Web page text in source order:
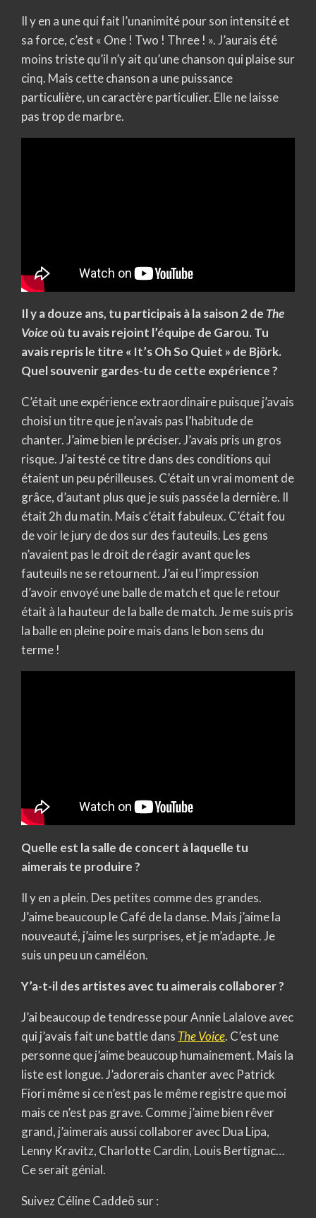
Il y en a une qui fait l’unanimité pour son intensité et
sa force, c’est « One ! Two ! Three ! ». J’aurais été
moins triste qu’il n’y ait qu’une chanson qui plaise sur
cinq. Mais cette chanson a une puissance
particulière, un caractère particulier. Elle ne laisse
pas trop de marbre.
Il y a douze ans, tu participais à la saison 2 de The
Voiceoù tu avais rejoint l’équipe de Garou. Tu
avais repris le titre « It’s Oh So Quiet » de Björk.
Quel souvenir gardes-tu de cette expérience ?
C’était une expérience extraordinaire puisque j’avais
choisi un titre que je n’avais pas l’habitude de
chanter. J’aime bien le préciser. J’avais pris un gros
risque. J’ai testé ce titre dans des conditions qui
étaient un peu périlleuses. C’était un vrai moment de
grâce, d’autant plus que je suis passée la dernière. Il
était 2h du matin. Mais c’était fabuleux. C’était fou
de voir le jury de dos sur des fauteuils. Les gens
n’avaient pas le droit de réagir avant que les
fauteuils ne se retournent. J’ai eu l’impression
d’avoir envoyé une balle de match et que le retour
était à la hauteur de la balle de match. Je me suis pris
la balle en pleine poire mais dans le bon sens du
terme !
Quelle est la salle de concert à laquelle tu
aimerais te produire ?
Il y en a plein. Des petites comme des grandes.
J’aime beaucoup le Café de la danse. Mais j’aime la
nouveauté, j’aime les surprises, et je m’adapte. Je
suis un peu un caméléon.
Y’a-t-il des artistes avec tu aimerais collaborer ?
J’ai beaucoup de tendresse pour Annie Lalalove avec
qui j’avais fait une battle dans The Voice. C’est une
personne que j’aime beaucoup humainement. Mais la
liste est longue. J’adorerais chanter avec Patrick
Fiori même si ce n’est pas le même registre que moi
mais ce n’est pas grave. Comme j’aime bien rêver
grand, j’aimerais aussi collaborer avec Dua Lipa,
Lenny Kravitz, Charlotte Cardin, Louis Bertignac…
Ce serait génial.
Suivez Céline Caddeö sur :